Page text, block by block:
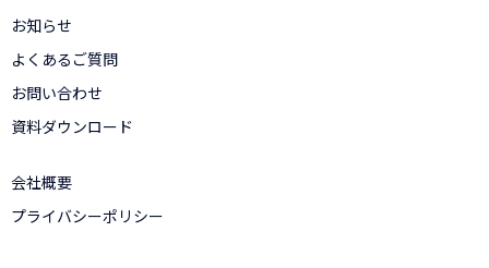
お知らせ
よくあるご質問
お問い合わせ
資料ダウンロード
会社概要
プライバシーポリシー